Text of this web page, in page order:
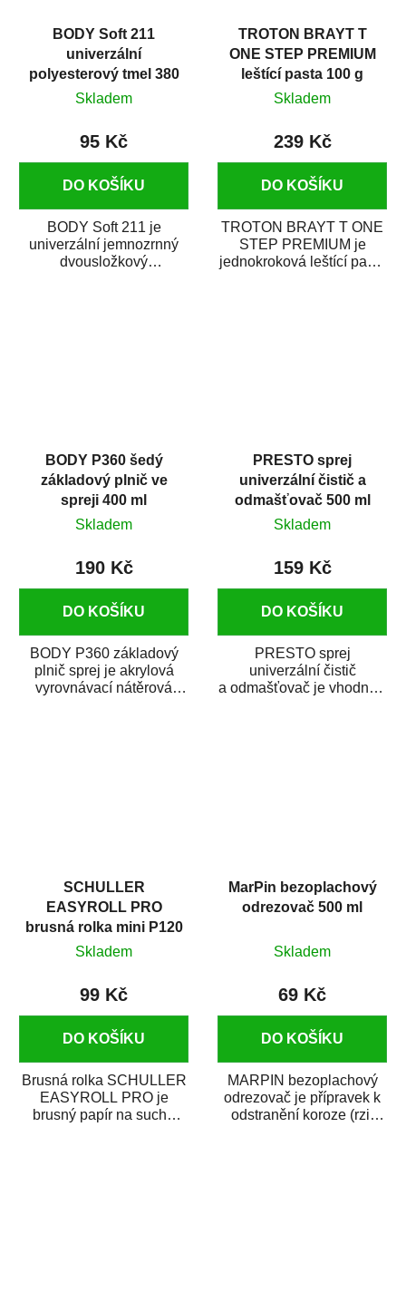
BODY Soft 211
univerzální
polyesterový tmel 380
g
Skladem
95 Kč
DO KOŠÍKU
BODY Soft 211 je
univerzální jemnozrnný
dvousložkový
TROTON BRAYT T
ONE STEP PREMIUM
leštící pasta 100 g
Skladem
239 Kč
DO KOŠÍKU
TROTON BRAYT T ONE
STEP PREMIUM je
jednokroková leštící pasta
BODY P360 šedý
základový plnič ve
spreji 400 ml
Skladem
190 Kč
DO KOŠÍKU
BODY P360 základový
plnič sprej je akrylová
vyrovnávací nátěrová
PRESTO sprej
univerzální čistič a
odmašťovač 500 ml
Skladem
159 Kč
DO KOŠÍKU
PRESTO sprej
univerzální čistič
a odmašťovač je vhodný k
SCHULLER
EASYROLL PRO
brusná rolka mini P120
Skladem
99 Kč
DO KOŠÍKU
Brusná rolka SCHULLER
EASYROLL PRO je
brusný papír na suché
MarPin bezoplachový
odrezovač 500 ml
Skladem
69 Kč
DO KOŠÍKU
MARPIN bezoplachový
odrezovač je přípravek k
odstranění koroze (rzi)